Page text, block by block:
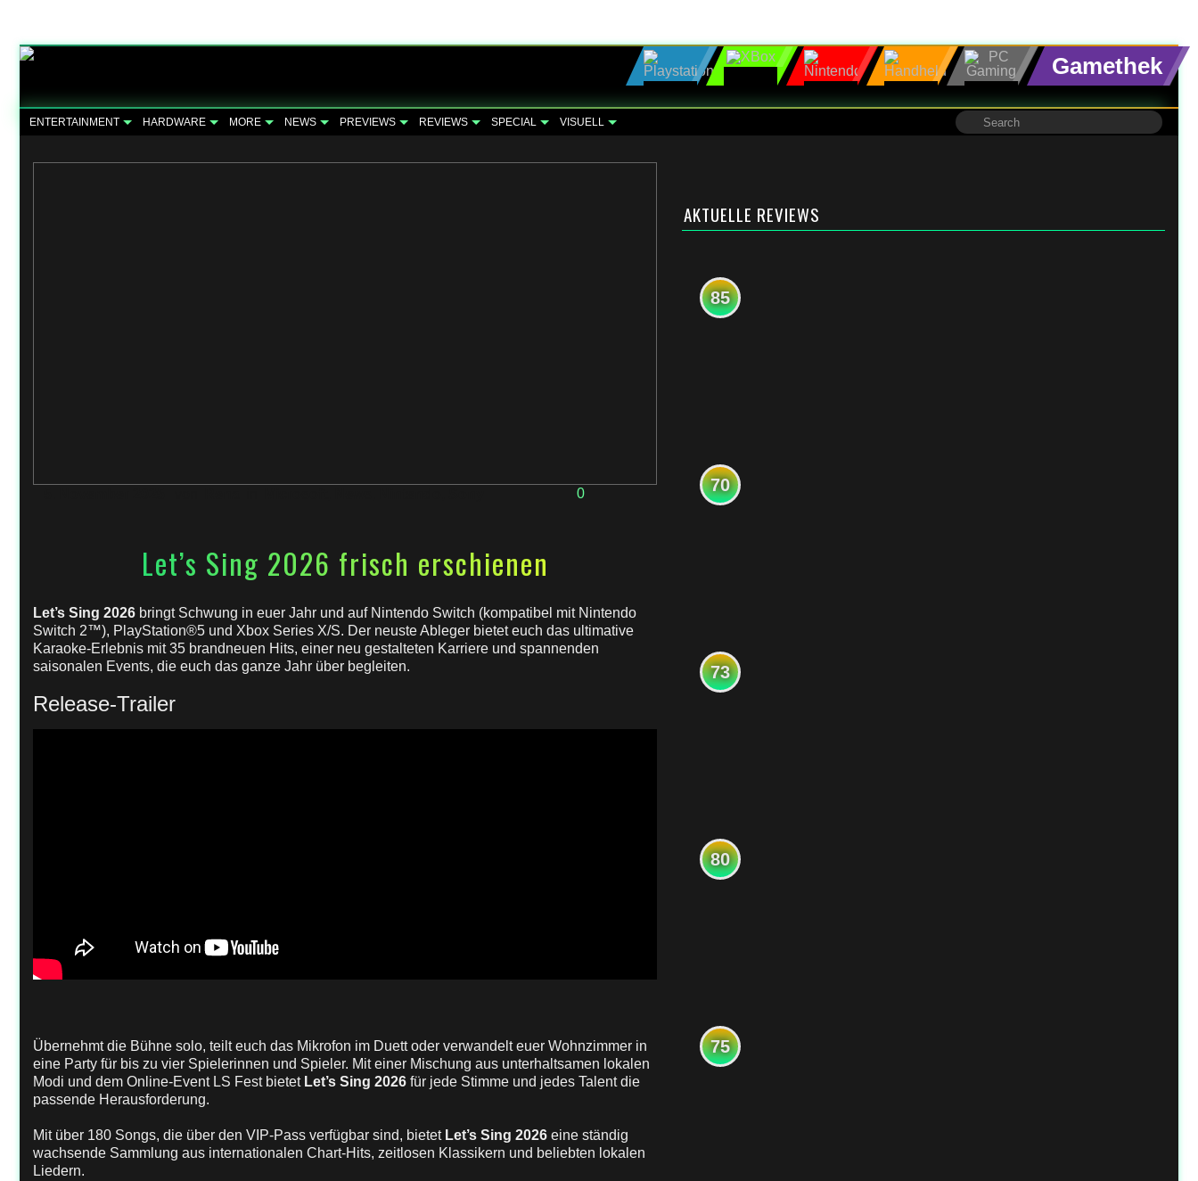
Gamethek
ENTERTAINMENT HARDWARE MORE NEWS PREVIEWS REVIEWS SPECIAL VISUELL
0
Let’s Sing 2026 frisch erschienen
Let’s Sing 2026 bringt Schwung in euer Jahr und auf Nintendo Switch (kompatibel mit Nintendo
Switch 2™), PlayStation®5 und Xbox Series X/S. Der neuste Ableger bietet euch das ultimative
Karaoke-Erlebnis mit 35 brandneuen Hits, einer neu gestalteten Karriere und spannenden
saisonalen Events, die euch das ganze Jahr über begleiten.
Release-Trailer
Übernehmt die Bühne solo, teilt euch das Mikrofon im Duett oder verwandelt euer Wohnzimmer in
eine Party für bis zu vier Spielerinnen und Spieler. Mit einer Mischung aus unterhaltsamen lokalen
Modi und dem Online-Event LS Fest bietet Let’s Sing 2026 für jede Stimme und jedes Talent die
passende Herausforderung.
Mit über 180 Songs, die über den VIP-Pass verfügbar sind, bietet Let’s Sing 2026 eine ständig
wachsende Sammlung aus internationalen Chart-Hits, zeitlosen Klassikern und beliebten lokalen
Liedern.
AKTUELLE REVIEWS
85
70
73
80
75